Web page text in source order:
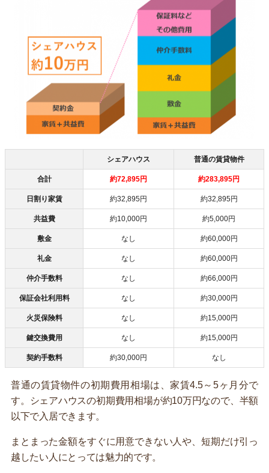
シェアハウス 普通の賃貸物件
合計 約72,895円 約283,895円
日割り家賃 約32,895円 約32,895円
共益費 約10,000円 約5,000円
敷金 なし 約60,000円
礼金 なし 約60,000円
仲介手数料 なし 約66,000円
保証会社利用料 なし 約30,000円
火災保険料 なし 約15,000円
鍵交換費用 なし 約15,000円
契約手数料 約30,000円 なし
普通の賃貸物件の初期費用相場は、家賃4.5～5ヶ月分で
す。シェアハウスの初期費用相場が約10万円なので、半額
以下で入居できます。
まとまった金額をすぐに用意できない人や、短期だけ引っ
越したい人にとっては魅力的です。